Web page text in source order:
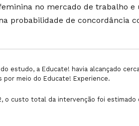
no mercado de trabalho e
probabilidade de concordância
estudo, a Educate! havia alcançado
por meio do Educate! Experience.
o custo total da intervenção foi